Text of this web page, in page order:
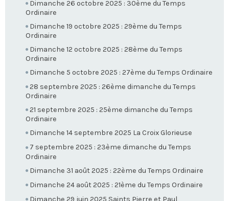
Dimanche 26 octobre 2025 : 30ème du Temps
Ordinaire
Dimanche 19 octobre 2025 : 29ème du Temps
Ordinaire
Dimanche 12 octobre 2025 : 28ème du Temps
Ordinaire
Dimanche 5 octobre 2025 : 27ème du Temps Ordinaire
28 septembre 2025 : 26ème dimanche du Temps
Ordinaire
21 septembre 2025 : 25ème dimanche du Temps
Ordinaire
Dimanche 14 septembre 2025 La Croix Glorieuse
7 septembre 2025 : 23ème dimanche du Temps
Ordinaire
Dimanche 31 août 2025 : 22ème du Temps Ordinaire
Dimanche 24 août 2025 : 21ème du Temps Ordinaire
Dimanche 29 juin 2025 Saints Pierre et Paul